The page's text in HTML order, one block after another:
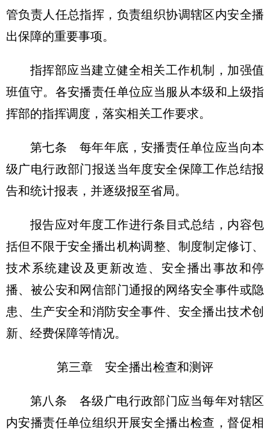
管负责人任总指挥，负责组织协调辖区内安全播
出保障的重要事项。
指挥部应当建立健全相关工作机制，加强值
班值守。各安播责任单位应当服从本级和上级指
挥部的指挥调度，落实相关工作要求。
第七条 每年年底，安播责任单位应当向本
级广电行政部门报送当年度安全保障工作总结报
告和统计报表，并逐级报至省局。
报告应对年度工作进行条目式总结，内容包
括但不限于安全播出机构调整、制度制定修订、
技术系统建设及更新改造、安全播出事故和停
播、被公安和网信部门通报的网络安全事件或隐
患、生产安全和消防安全事件、安全播出技术创
新、经费保障等情况。
第三章 安全播出检查和测评
第八条 各级广电行政部门应当每年对辖区
内安播责任单位组织开展安全播出检查，督促相